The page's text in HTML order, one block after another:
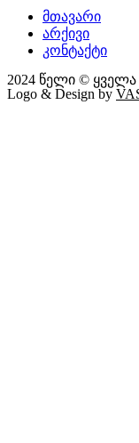
მთავარი
არქივი
კონტაქტი
2024 წელი ©
Logo & Design by